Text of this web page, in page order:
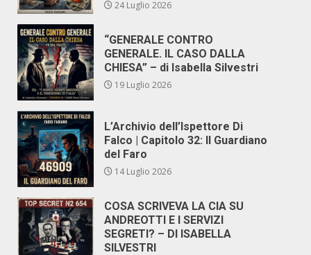
24 Luglio 2026
“GENERALE CONTRO
GENERALE. IL CASO DALLA
CHIESA” – di Isabella Silvestri
19 Luglio 2026
L’Archivio dell’Ispettore Di
Falco | Capitolo 32: Il Guardiano
del Faro
14 Luglio 2026
COSA SCRIVEVA LA CIA SU
ANDREOTTI E I SERVIZI
SEGRETI? – DI ISABELLA
SILVESTRI